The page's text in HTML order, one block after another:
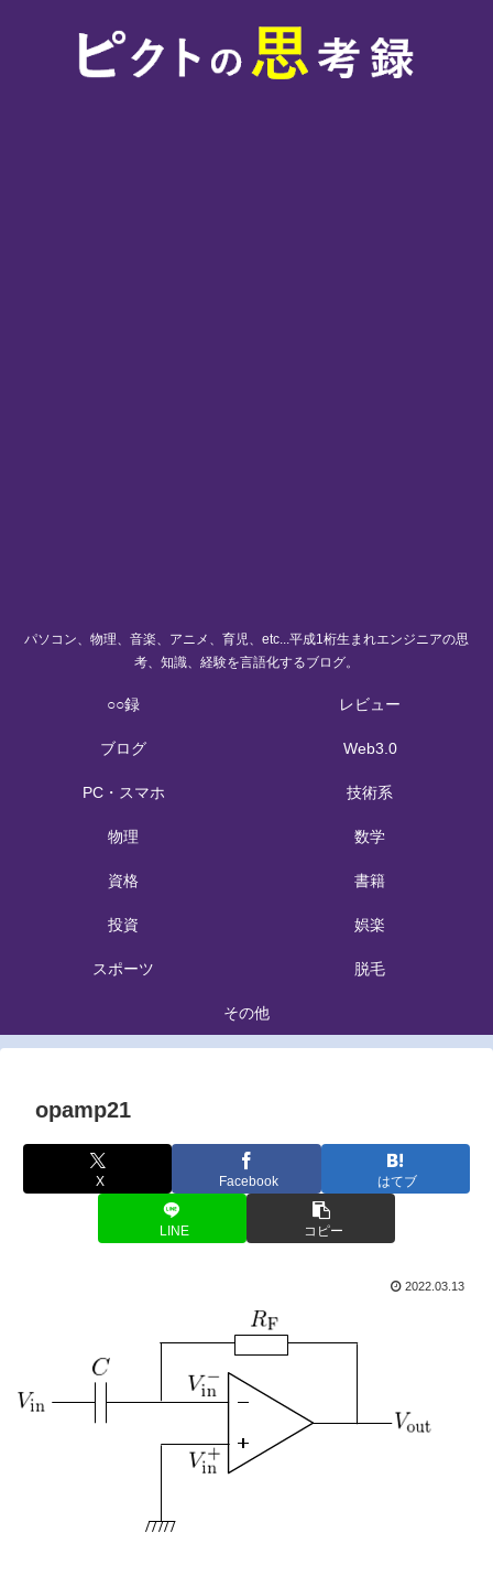
パソコン、物理、音楽、アニメ、育児、etc...平成1桁生まれエンジニアの思
考、知識、経験を言語化するブログ。
○○録 レビュー
ブログ Web3.0
PC・スマホ 技術系
物理 数学
資格 書籍
投資 娯楽
スポーツ 脱毛
その他
opamp21
X Facebook はてブ
LINE コピー
2022.03.13